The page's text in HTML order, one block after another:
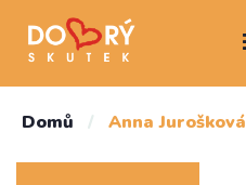
Domů / Anna Jurošková